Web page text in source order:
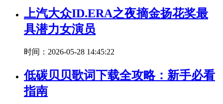
上汽大众ID.ERA之夜摘金扬花奖最
具潜力女演员
时间：2026-05-28 14:45:22
低碳贝贝歌词下载全攻略：新手必看
指南